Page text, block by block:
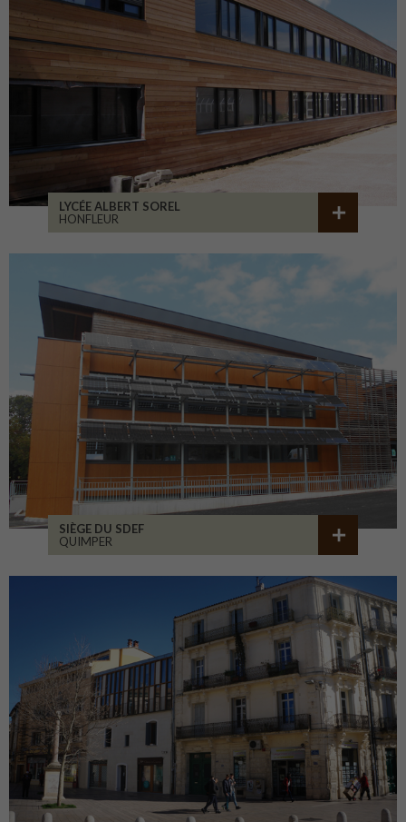
LYCÉE ALBERT SOREL
HONFLEUR
SIÈGE DU SDEF
QUIMPER